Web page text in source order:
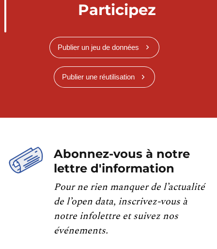
Participez
Publier un jeu de données
Publier une réutilisation
Abonnez-vous à notre
lettre d'information
Pour ne rien manquer de l’actualité
de l’open data, inscrivez-vous à
notre infolettre et suivez nos
événements.